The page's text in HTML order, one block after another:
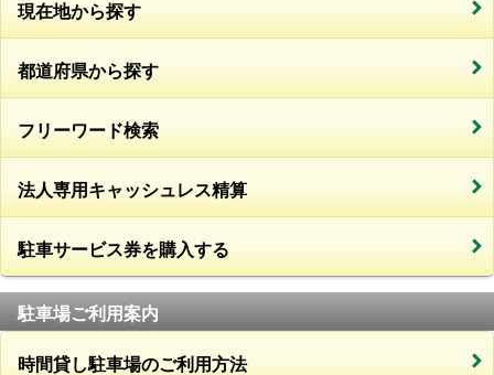
現在地から探す
都道府県から探す
フリーワード検索
法人専用キャッシュレス精算
駐車サービス券を購入する
駐車場ご利用案内
時間貸し駐車場のご利用方法